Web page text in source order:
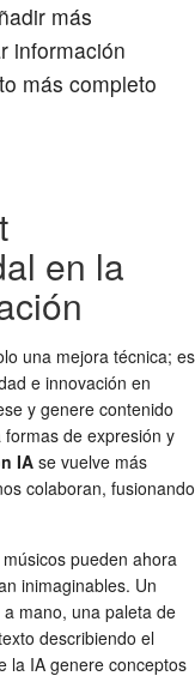
más
información
más completo
en la
una mejora técnica; es
e innovación en
y genere contenido
de expresión y
IA se vuelve más
colaboran, fusionando
pueden ahora
inimaginables. Un
mano, una paleta de
describiendo el
la IA genere conceptos